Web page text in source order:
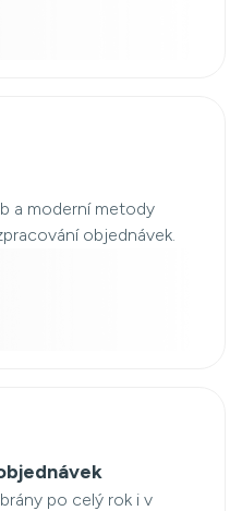
a moderní metody
objednávek.
po celý rok i v